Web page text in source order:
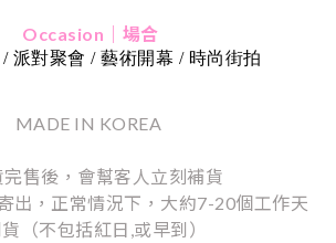
Occasion｜場合
派對聚會 / 藝術開幕 / 時尚街拍
MADE IN KOREA
完售後，會幫客人立刻補貨
出，正常情況下，大約7-20個工作天
（不包括紅日,或早到）